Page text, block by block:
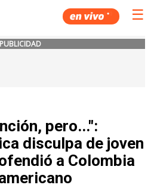
☰
PUBLICIDAD
pero...":
disculpa de joven
a Colombia